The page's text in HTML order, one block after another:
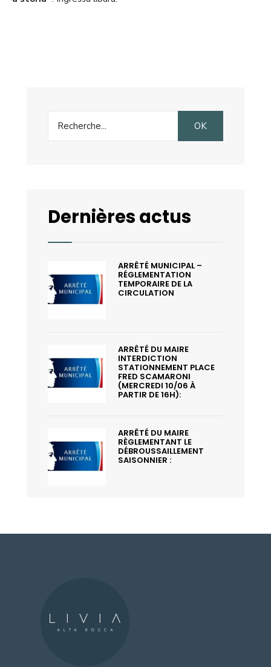
for:
OK
Dernières actus
ARRÊTÉ MUNICIPAL –
RÉGLEMENTATION
TEMPORAIRE DE LA
CIRCULATION
ARRÊTÉ DU MAIRE
INTERDICTION
STATIONNEMENT PLACE
FRED SCAMARONI
(MERCREDI 10/06 À
PARTIR DE 16H):
ARRÊTÉ DU MAIRE
RÈGLEMENTANT LE
DÉBROUSSAILLEMENT
SAISONNIER :